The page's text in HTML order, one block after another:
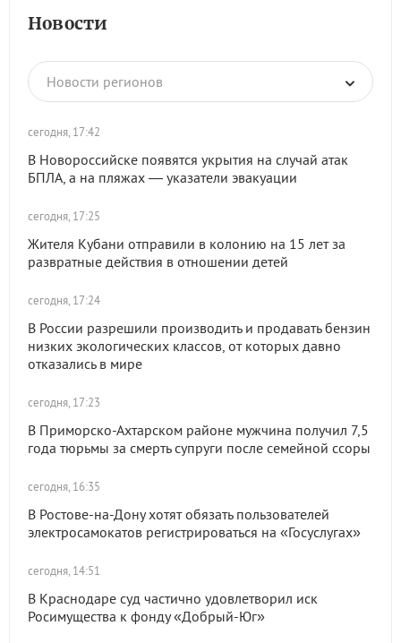
Новости
Новости регионов
сегодня, 17:42
В Новороссийске появятся укрытия на случай атак
БПЛА, а на пляжах — указатели эвакуации
сегодня, 17:25
Жителя Кубани отправили в колонию на 15 лет за
развратные действия в отношении детей
сегодня, 17:24
В России разрешили производить и продавать бензин
низких экологических классов, от которых давно
отказались в мире
сегодня, 17:23
В Приморско-Ахтарском районе мужчина получил 7,5
года тюрьмы за смерть супруги после семейной ссоры
сегодня, 16:35
В Ростове-на-Дону хотят обязать пользователей
электросамокатов регистрироваться на «Госуслугах»
сегодня, 14:51
В Краснодаре суд частично удовлетворил иск
Росимущества к фонду «Добрый-Юг»